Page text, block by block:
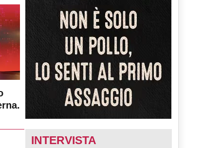
INTERVISTA